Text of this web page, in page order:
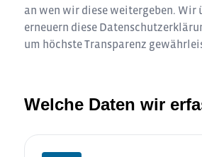
an wen wir diese weitergeben. Wir
erneuern diese
um höchste Transparenz
Welche Daten wir